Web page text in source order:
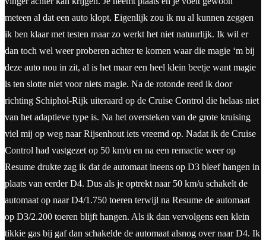
meteen al dat een auto klopt. Eigenlijk zou ik nu al kunnen zeggen
ik ben klaar met testen maar zo werkt het niet natuurlijk. Ik wil er
dan toch wel weer proberen achter te komen waar die magie ‘m bij
deze auto nou in zit, al is het maar een heel klein beetje want magie
is ten slotte niet voor niets magie. Na de rotonde reed ik door
richting Schiphol-Rijk uiteraard op de Cruise Control die helaas niet
van het adaptieve type is. Na het oversteken van de grote kruising
viel mij op weg naar Rijsenhout iets vreemd op. Nadat ik de Cruise
Control had vastgezet op 50 km/u en na een remactie weer op
Resume drukte zag ik dat de automaat ineens op D3 bleef hangen in
plaats van eerder D4. Dus als je optrekt naar 50 km/u schakelt de
automaat op naar D4/1.750 toeren terwijl na Resume de automaat
op D3/2.200 toeren blijft hangen. Als ik dan vervolgens een klein
tikkie gas bij gaf dan schakelde de automaat alsnog over naar D4. Ik